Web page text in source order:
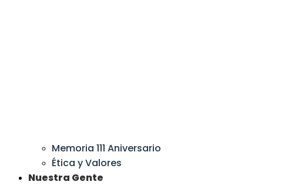
Memoria 111 Aniversario
Ética y Valores
Nuestra Gente